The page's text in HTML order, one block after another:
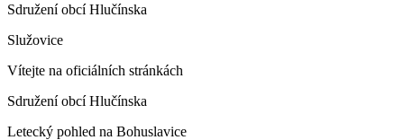
Sdružení obcí Hlučínska
Služovice
Vítejte na oficiálních stránkách
Sdružení obcí Hlučínska
Letecký pohled na Bohuslavice